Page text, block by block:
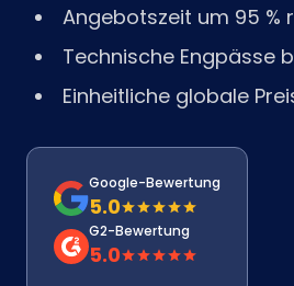
Angebotszeit um 95 %
Technische Engpässe
Einheitliche globale
Google-Bewertung
5.0
G2-Bewertung
5.0